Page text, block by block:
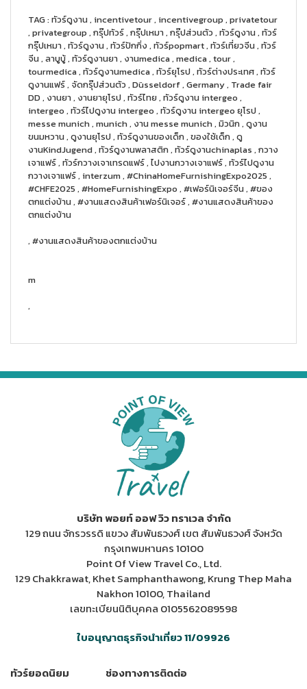
TAG : ทัวร์ดูงาน , incentivetour , incentivegroup , privatetour
, privategroup , กรุ๊ปทัวร์ , กรุ๊ปเหมา , กรุ๊ปส่วนตัว , ทัวร์ดูงาน , ทัวร์
กรุ๊ปเหมา , ทัวร์ดูงาน , ทัวร์ปักกิ่ง , ทัวร์popmart , ทัวร์เที่ยวจีน , ทัวร์
จีน , ลาบูบู้ , ทัวร์ดูงานยา , งานmedica , medica , tour ,
tourmedica , ทัวร์ดูงานmedica , ทัวร์ยุโรป , ทัวร์ต่างประเทศ , ทัวร์
ดูงานแฟร์ , จัดกรุ๊ปส่วนตัว , Düsseldorf , Germany , Trade fair
DD , งานยา , งานยายุโรป , ทัวร์ไทย , ทัวร์ดูงาน intergeo ,
intergeo , ทัวร์ไปดูงาน intergeo , ทัวร์ดูงาน intergeo ยุโรป ,
messe munich , munich , งาน messe munich , มิวนิก , ดูงาน
ขนมหวาน , ดูงานยุโรป , ทัวร์ดูงานของเด็ก , ของใช้เด็ก , ดู
งานKindJugend , ทัวร์ดูงานพลาสติก , ทัวร์ดูงานchinaplas , กวาง
เจาแฟร์ , ทัวร์กวางเจาเทรดแฟร์ , ไปงานกวางเจาแฟร์ , ทัวร์ไปดูงาน
กวางเจาแฟร์ , interzum , #ChinaHomeFurnishingExpo2025 ,
#CHFE2025 , #HomeFurnishingExpo , #เฟอร์นิเจอร์จีน , #ของ
ตกแต่งบ้าน , #งานแสดงสินค้าเฟอร์นิเจอร์ , #งานแสดงสินค้าของ
ตกแต่งบ้าน
, #งานแสดงสินค้าของตกแต่งบ้าน
m
,
บริษัท พอยท์ ออฟ วิว ทราเวล จำกัด
129 ถนน จักรวรรดิ แขวง สัมพันธวงศ์ เขต สัมพันธวงศ์ จังหวัด
กรุงเทพมหานคร 10100
Point Of View Travel Co., Ltd.
129 Chakkrawat, Khet Samphanthawong, Krung Thep Maha
Nakhon 10100, Thailand
เลขทะเบียนนิติบุคคล 0105562089598
ใบอนุญาตธุรกิจนำเที่ยว 11/09926
ทัวร์ยอดนิยม
ช่องทางการติดต่อ